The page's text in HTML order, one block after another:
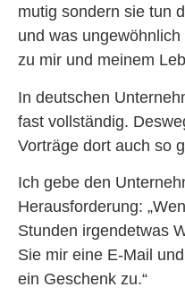
mutig sondern sie tun
und was
zu mir und meinem
In deutschen
fast vollständig.
Vorträge dort auch so
Ich gebe den
Herausforderung:
Stunden irgendetwas
Sie mir eine E-Mail
ein Geschenk zu.“